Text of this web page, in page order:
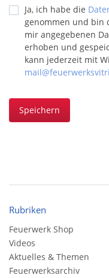
Ja, ich habe die
genommen und bin
mir angegebenen
erhoben und
kann jederzeit mit
Speichern
Rubriken
Feuerwerk Shop
Videos
Aktuelles & Themen
Feuerwerksarchiv